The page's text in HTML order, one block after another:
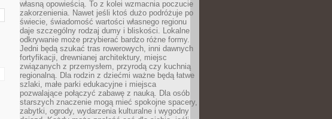
własną opowieścią. To z kolei wzmacnia poczucie
zakorzenienia. Nawet jeśli ktoś dużo podróżuje po
świecie, świadomość wartości własnego regionu
daje szczególny rodzaj dumy i bliskości. Lokalne
odkrywanie może przybierać bardzo różne formy.
Jedni będą szukać tras rowerowych, inni dawnych
fortyfikacji, drewnianej architektury, miejsc
związanych z przemysłem, przyrodą czy kuchnią
regionalną. Dla rodzin z dziećmi ważne będą łatwe
szlaki, małe parki edukacyjne i miejsca
pozwalające połączyć zabawę z nauką. Dla osób
starszych znaczenie mogą mieć spokojne spacery,
zabytki, ogrody, wydarzenia kulturalne i wygodny